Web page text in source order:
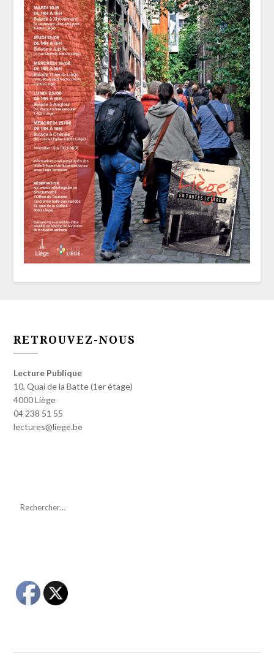
RETROUVEZ-NOUS
Lecture Publique
10, Quai de la Batte (1er étage)
4000 Liège
04 238 51 55
lectures@liege.be